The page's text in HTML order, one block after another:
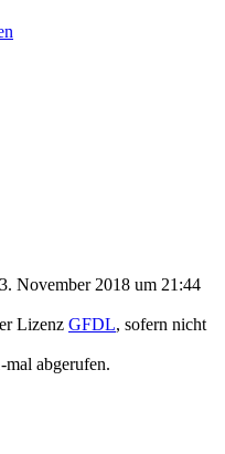
November 2018 um 21:44
Lizenz GFDL, sofern nicht
mal abgerufen.